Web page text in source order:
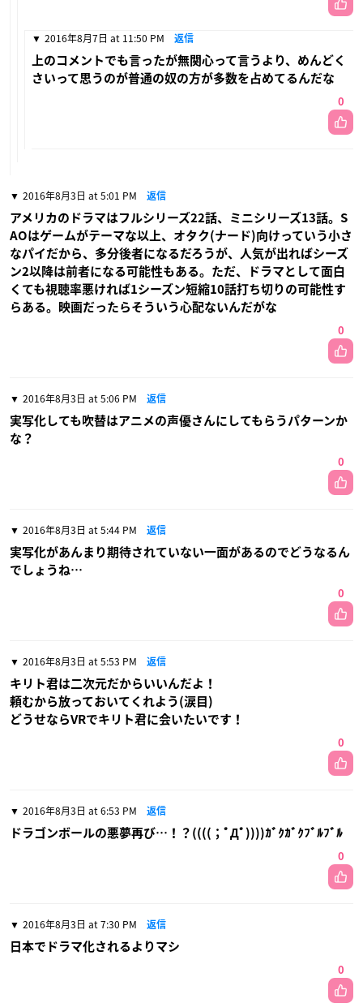
2016年8月7日 at 11:50 PM 返信
上のコメントでも言ったが無関心って言うより、めんどく
さいって思うのが普通の奴の方が多数を占めてるんだな
0
2016年8月3日 at 5:01 PM 返信
アメリカのドラマはフルシリーズ22話、ミニシリーズ13話。S
AOはゲームがテーマな以上、オタク(ナード)向けっていう小さ
なパイだから、多分後者になるだろうが、人気が出ればシーズ
ン2以降は前者になる可能性もある。ただ、ドラマとして面白
くても視聴率悪ければ1シーズン短縮10話打ち切りの可能性す
らある。映画だったらそういう心配ないんだがな
0
2016年8月3日 at 5:06 PM 返信
実写化しても吹替はアニメの声優さんにしてもらうパターンか
な？
0
2016年8月3日 at 5:44 PM 返信
実写化があんまり期待されていない一面があるのでどうなるん
でしょうね…
0
2016年8月3日 at 5:53 PM 返信
キリト君は二次元だからいいんだよ！
頼むから放っておいてくれよう(涙目)
どうせならVRでキリト君に会いたいです！
0
2016年8月3日 at 6:53 PM 返信
ドラゴンボールの悪夢再び…！？((((；ﾟДﾟ))))ｶﾞｸｶﾞｸﾌﾞﾙﾌﾞﾙ
0
2016年8月3日 at 7:30 PM 返信
日本でドラマ化されるよりマシ
0